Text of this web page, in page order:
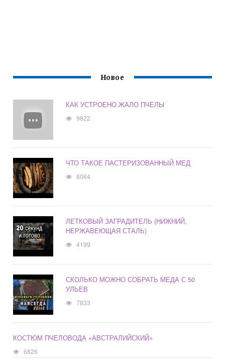
Новое
КАК УСТРОЕНО ЖАЛО ПЧЕЛЫ
9822
ЧТО ТАКОЕ ПАСТЕРИЗОВАННЫЙ МЕД
6064
ЛЕТКОВЫЙ ЗАГРАДИТЕЛЬ (НИЖНИЙ,
НЕРЖАВЕЮЩАЯ СТАЛЬ)
4199
СКОЛЬКО МОЖНО СОБРАТЬ МЕДА С 50
УЛЬЕВ
7833
КОСТЮМ ПЧЕЛОВОДА «АВСТРАЛИЙСКИЙ»
6826